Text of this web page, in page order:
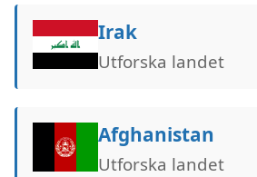
Irak
Utforska landet
Afghanistan
Utforska landet